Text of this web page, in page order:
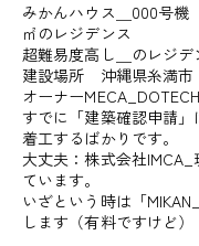
みかんハウス＿000号
㎡のレジデンス
超難易度高し＿のレジ
建設場所 沖縄県糸満市
オーナー
すでに「建築確認申請」
着工するばかりです。
大丈夫：株式会社
ています。
いざという時は「
します（有料ですけど）